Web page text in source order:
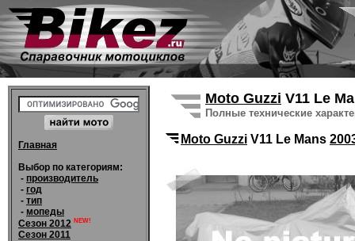
Главная
Выбор по категориям:
- производитель
- год
- тип
- мопеды
Сезон 2012 NEW!
Сезон 2011
Moto Guzzi V11 Le
Полные технические
Moto Guzzi V11 Le Mans